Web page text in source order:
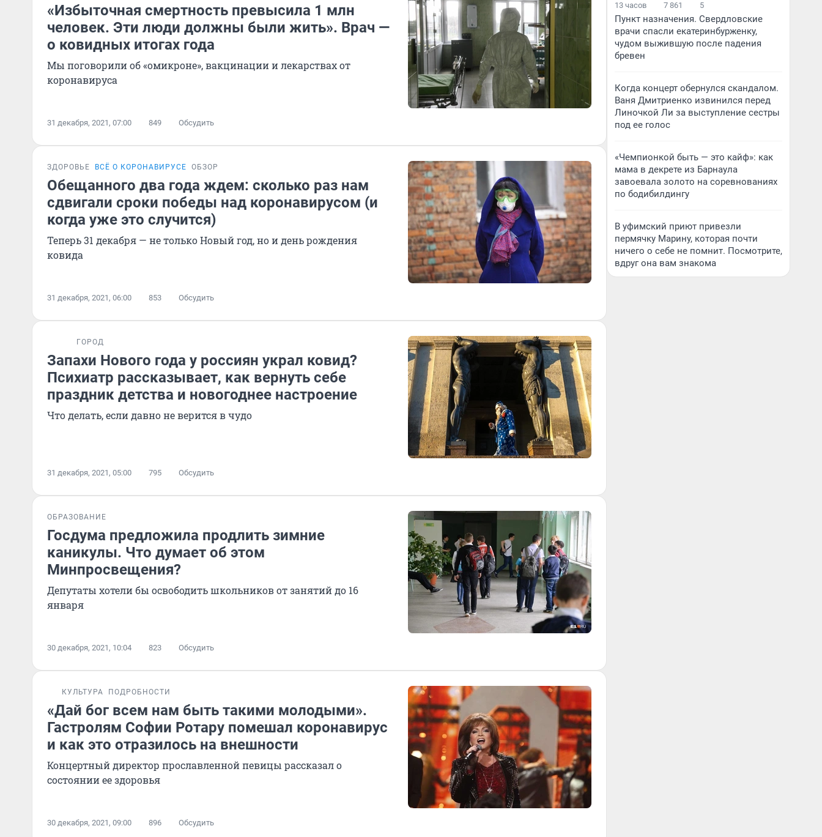
«Избыточная смертность превысила 1 млн
человек. Эти люди должны были жить». Врач —
о ковидных итогах года
Мы поговорили об «омикроне», вакцинации и лекарствах от
коронавируса
31 декабря, 2021, 07:00 849 Обсудить
ЗДОРОВЬЕ ВСЁ О КОРОНАВИРУСЕ ОБЗОР
Обещанного два года ждем: сколько раз нам
сдвигали сроки победы над коронавирусом (и
когда уже это случится)
Теперь 31 декабря — не только Новый год, но и день рождения
ковида
31 декабря, 2021, 06:00 853 Обсудить
ГОРОД
Запахи Нового года у россиян украл ковид?
Психиатр рассказывает, как вернуть себе
праздник детства и новогоднее настроение
Что делать, если давно не верится в чудо
31 декабря, 2021, 05:00 795 Обсудить
ОБРАЗОВАНИЕ
Госдума предложила продлить зимние
каникулы. Что думает об этом
Минпросвещения?
Депутаты хотели бы освободить школьников от занятий до 16
января
30 декабря, 2021, 10:04 823 Обсудить
КУЛЬТУРА ПОДРОБНОСТИ
«Дай бог всем нам быть такими молодыми».
Гастролям Софии Ротару помешал коронавирус
и как это отразилось на внешности
Концертный директор прославленной певицы рассказал о
состоянии ее здоровья
30 декабря, 2021, 09:00 896 Обсудить
13 часов 7 861 5
Пункт назначения. Свердловские
врачи спасли екатеринбурженку,
чудом выжившую после падения
бревен
Когда концерт обернулся скандалом.
Ваня Дмитриенко извинился перед
Линочкой Ли за выступление сестры
под ее голос
«Чемпионкой быть — это кайф»: как
мама в декрете из Барнаула
завоевала золото на соревнованиях
по бодибилдингу
В уфимский приют привезли
пермячку Марину, которая почти
ничего о себе не помнит. Посмотрите,
вдруг она вам знакома